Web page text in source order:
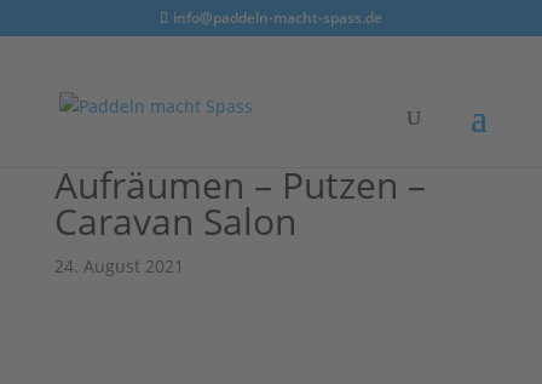
info@paddeln-macht-spass.de
Aufräumen – Putzen –
Caravan Salon
24. August 2021